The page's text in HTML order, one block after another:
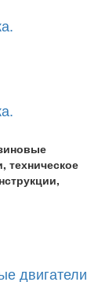
техническое
двигатели